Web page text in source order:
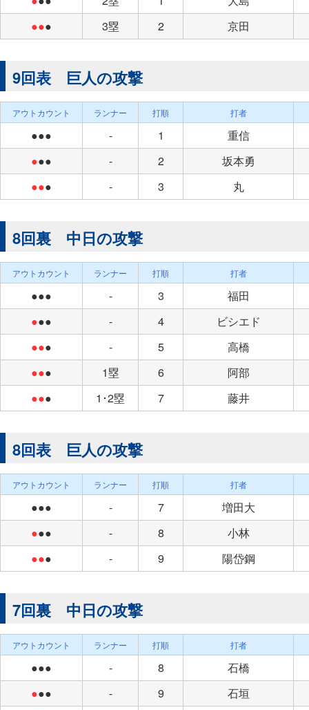
●●● 3塁 2 京田
9回表 巨人の攻撃
アウトカウント ランナー 打順 打者
●●● - 1
重信
●●● - 2
坂本勇
●●● - 3 丸
8回裏 中日の攻撃
アウトカウント ランナー 打順 打者
●●● - 3
福田
●●● - 4
ビシエド
●●● - 5
高橋
●●● 1塁 6
阿部
●●● 1･2塁 7 藤井
8回表 巨人の攻撃
アウトカウント ランナー 打順 打者
●●● - 7
増田大
●●● - 8
小林
●●● - 9 陽岱鋼
7回裏 中日の攻撃
アウトカウント ランナー 打順 打者
●●● - 8
石橋
●●● - 9
石垣